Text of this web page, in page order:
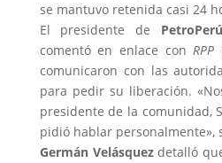
se mantuvo retenida casi 24
El presidente de PetroPerú
comentó en enlace conRPP
comunicaron con las
para pedir su liberación.
presidente de la comunidad,
pidió hablar personalmente»,
Germán Velásquezdetalló